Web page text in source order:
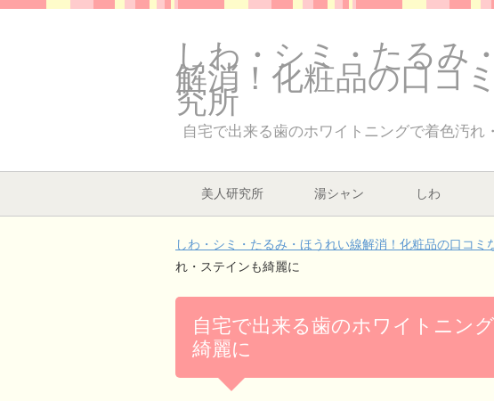
しわ・シミ・たるみ
解消！化粧品の口コ
究所
自宅で出来る歯のホワイトニングで着色汚れ
美人研究所 湯シャン しわ
しわ・シミ・たるみ・ほうれい線解消！化粧品の口コミ
れ・ステインも綺麗に
自宅で出来る歯のホワイトニン
綺麗に